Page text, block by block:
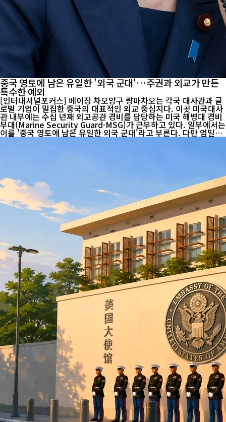
중국 영토에 남은 유일한 '외국 군대'…주권과 외교가 만든
특수한 예외
[인터내셔널포커스] 베이징 차오양구 량마차오는 각국 대사관과 글
로벌 기업이 밀집한 중국의 대표적인 외교 중심지다. 이곳 미국대사
관 내부에는 수십 년째 외교공관 경비를 담당하는 미국 해병대 경비
부대(Marine Security Guard·MSG)가 근무하고 있다. 일부에서는
이를 '중국 영토에 남은 유일한 외국 군대'라고 부른다. 다만 엄밀히
는 미국 해병대 소속 경비요원으로 구성된 외교공관 경비조직으로,
축조약은 열강의 베이징 주둔을 허용하며 중국 주권 침해의 상징으
로 남았다. 그러나 1949년 중화인민공화국 수립 이후 중국은 외국
주둔...